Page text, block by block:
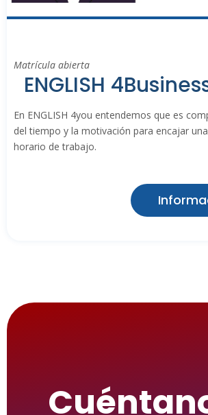
Matrícula abierta
ENGLISH
En ENGLISH 4you entendemos que es
del tiempo y la motivación para encajar
horario de trabajo.